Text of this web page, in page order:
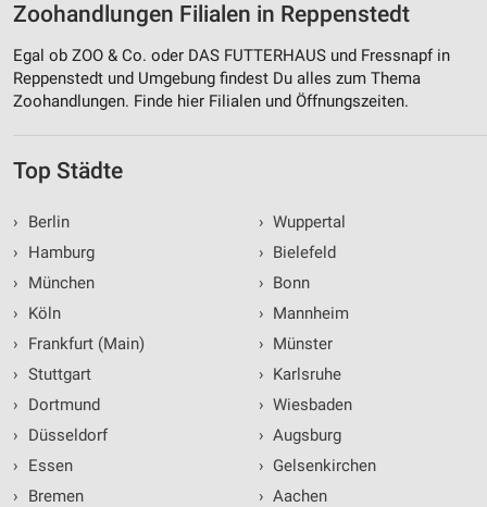
Zoohandlungen Filialen in Reppenstedt
Egal ob ZOO & Co. oder DAS FUTTERHAUS und Fressnapf in
Reppenstedt und Umgebung findest Du alles zum Thema
Zoohandlungen. Finde hier Filialen und Öffnungszeiten.
Top Städte
›
Berlin
›
Hamburg
›
München
›
Köln
›
Frankfurt (Main)
› Stuttgart
›
Dortmund
›
Düsseldorf
›
Essen
›
Bremen
› Wuppertal
› Bielefeld
› Bonn
› Mannheim
› Münster
› Karlsruhe
› Wiesbaden
› Augsburg
› Gelsenkirchen
› Aachen